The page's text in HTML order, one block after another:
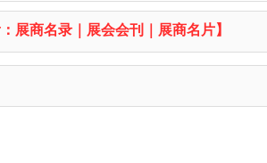
展商名录｜展会会刊｜展商名片】